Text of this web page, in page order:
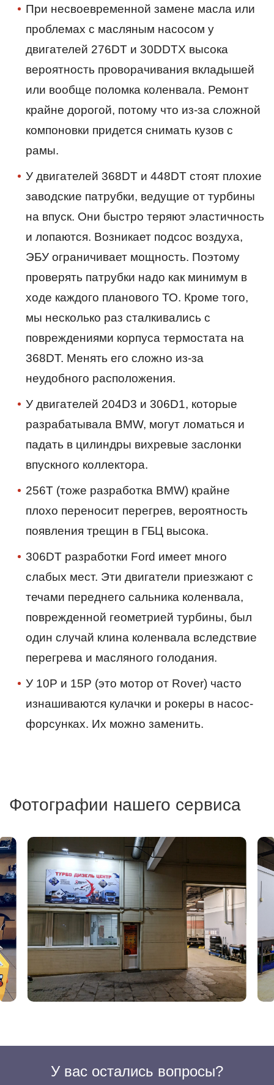
При несвоевременной замене масла или
проблемах с масляным насосом у
двигателей 276DT и 30DDTX высока
вероятность проворачивания вкладышей
или вообще поломка коленвала. Ремонт
крайне дорогой, потому что из-за сложной
компоновки придется снимать кузов с
рамы.
У двигателей 368DT и 448DT стоят плохие
заводские патрубки, ведущие от турбины
на впуск. Они быстро теряют эластичность
и лопаются. Возникает подсос воздуха,
ЭБУ ограничивает мощность. Поэтому
проверять патрубки надо как минимум в
ходе каждого планового ТО. Кроме того,
мы несколько раз сталкивались с
повреждениями корпуса термостата на
368DT. Менять его сложно из-за
неудобного расположения.
У двигателей 204D3 и 306D1, которые
разрабатывала BMW, могут ломаться и
падать в цилиндры вихревые заслонки
впускного коллектора.
256T (тоже разработка BMW) крайне
плохо переносит перегрев, вероятность
появления трещин в ГБЦ высока.
306DT разработки Ford имеет много
слабых мест. Эти двигатели приезжают с
течами переднего сальника коленвала,
поврежденной геометрией турбины, был
один случай клина коленвала вследствие
перегрева и масляного голодания.
У 10P и 15P (это мотор от Rover) часто
изнашиваются кулачки и рокеры в насос-
форсунках. Их можно заменить.
Фотографии нашего сервиса
У вас остались вопросы?